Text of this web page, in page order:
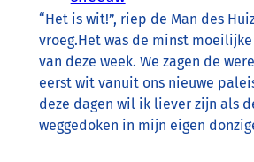
“Het is wit!”, riep de Man des
vroeg.Het was de minst
van deze week. We zagen de
eerst wit vanuit ons nieuwe
deze dagen wil ik liever zijn als
weggedoken in mijn eigen